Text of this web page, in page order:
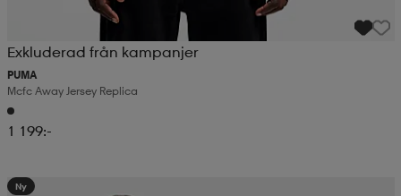
Exkluderad från kampanjer
PUMA
Mcfc Away Jersey Replica
1 199:-
Ny